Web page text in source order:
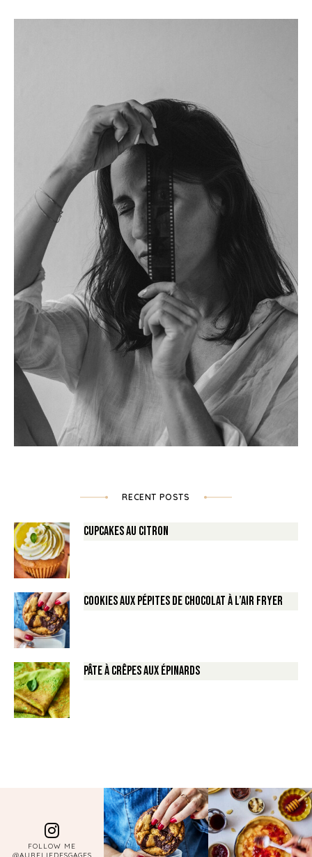
RECENT POSTS
Cupcakes au Citron
Cookies aux pépites de Chocolat à l’air fryer
Pâte à crêpes aux épinards
FOLLOW ME